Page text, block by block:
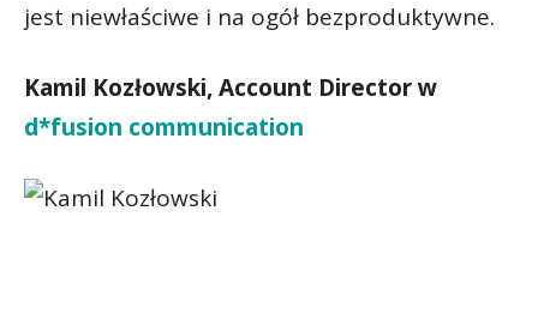
jest niewłaściwe i na ogół bezproduktywne.
Kamil Kozłowski, Account Director w
d*fusion communication